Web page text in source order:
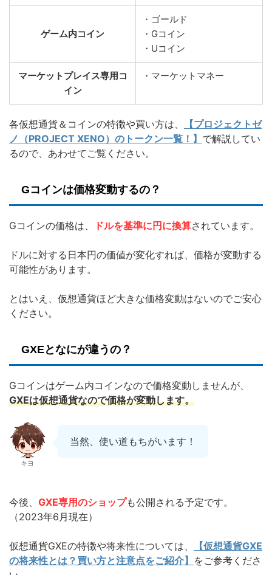
ゲーム内コイン
・ゴールド
・Gコイン
・Uコイン
マーケットプレイス専用コ
イン
・マーケットマネー
各仮想通貨＆コインの特徴や買い方は、
【プロジェクトゼ
ノ（PROJECT XENO）のトークン一覧！】 で解説してい
るので、あわせてご覧ください。
Gコインは価格変動するの？
Gコインの価格は、 ドルを基準に円に換算されています。
ドルに対する日本円の価値が変化すれば、価格が変動する
可能性があります。
とはいえ、仮想通貨ほど大きな価格変動はないのでご安心
ください。
GXEとなにが違うの？
Gコインはゲーム内コインなので価格変動しませんが、
GXEは仮想通貨なので価格が変動します。
キヨ
当然、使い道もちがいます！
今後、 GXE専用のショップも公開される予定です。
（2023年6月現在）
仮想通貨GXEの特徴や将来性については、
【仮想通貨GXE
の将来性とは？買い方と注意点をご紹介】 をご参考くださ